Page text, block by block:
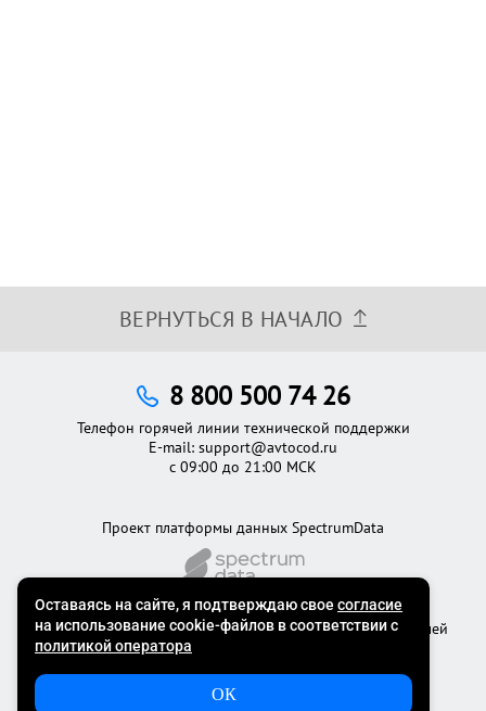
ВЕРНУТЬСЯ В НАЧАЛО
©2012 - 2026Официальный сервис проверки автомобилей
Проект платформы данных SpectrumData
8 800 500 74 26
Телефон горячей линии технической поддержки
E-mail: support@avtocod.ru
с 09:00 до 21:00 МСК